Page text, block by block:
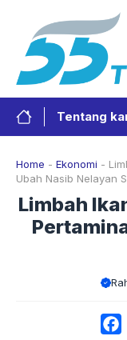
Tentang
Home - Ekonomi -
Ubah Nasib Nelayan
Limbah